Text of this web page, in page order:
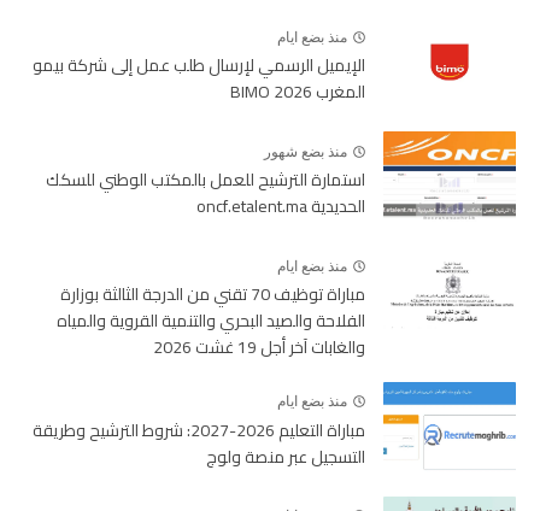
منذ بضع ايام
الإيميل الرسمي لإرسال طلب عمل إلى شركة بيمو
المغرب BIMO 2026
منذ بضع شهور
استمارة الترشيح للعمل بالمكتب الوطني للسكك
الحديدية oncf.etalent.ma
منذ بضع ايام
مباراة توظيف 70 تقني من الدرجة الثالثة بوزارة
الفلاحة والصيد البحري والتنمية القروية والمياه
والغابات آخر أجل 19 غشت 2026
منذ بضع ايام
مباراة التعليم 2026-2027: شروط الترشيح وطريقة
التسجيل عبر منصة ولوج